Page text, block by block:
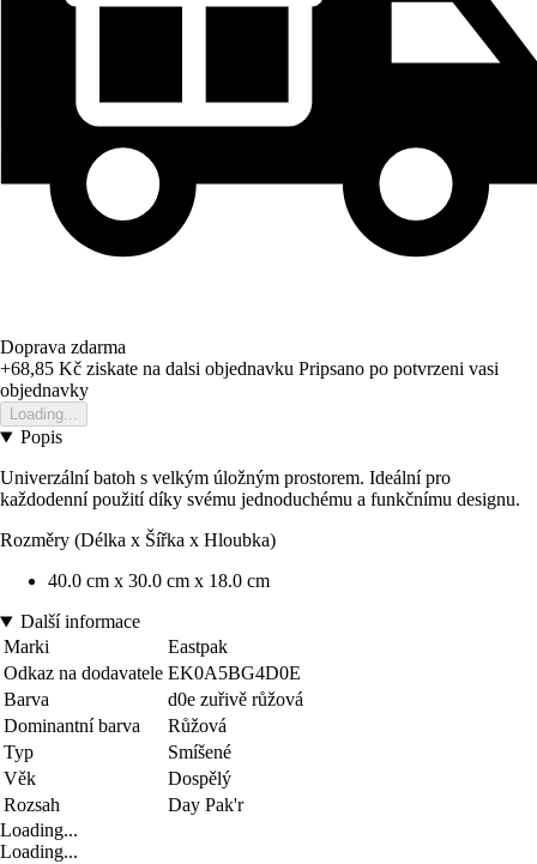
Doprava zdarma
+68,85 Kč ziskate na dalsi objednavku Pripsano po potvrzeni vasi
objednavky
Loading...
Popis
Univerzální batoh s velkým úložným prostorem. Ideální pro
každodenní použití díky svému jednoduchému a funkčnímu designu.
Rozměry (Délka x Šířka x Hloubka)
40.0 cm x 30.0 cm x 18.0 cm
Další informace
Marki
Eastpak
Odkaz na dodavatele EK0A5BG4D0E
Barva
d0e zuřivě růžová
Dominantní barva
Růžová
Typ
Smíšené
Věk
Dospělý
Rozsah
Day Pak'r
Loading...
Loading...